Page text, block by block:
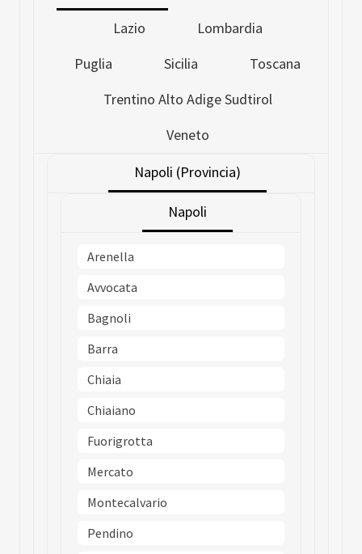
Lazio
Lombardia
Puglia
Sicilia
Toscana
Trentino Alto Adige Sudtirol
Veneto
Napoli (Provincia)
Napoli
Arenella
Avvocata
Bagnoli
Barra
Chiaia
Chiaiano
Fuorigrotta
Mercato
Montecalvario
Pendino